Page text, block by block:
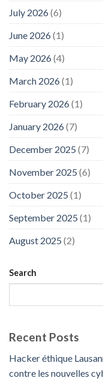
July 2026(6)
June 2026(1)
May 2026(4)
March 2026(1)
February 2026(1)
January 2026(7)
December 2025 (7)
November 2025 (6)
October 2025 (1)
September 2025 (1)
August 2025 (2)
Search
Recent Posts
Hacker éthique
contre les nouvelles